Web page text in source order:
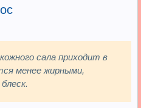
сала приходит в
менее жирными,